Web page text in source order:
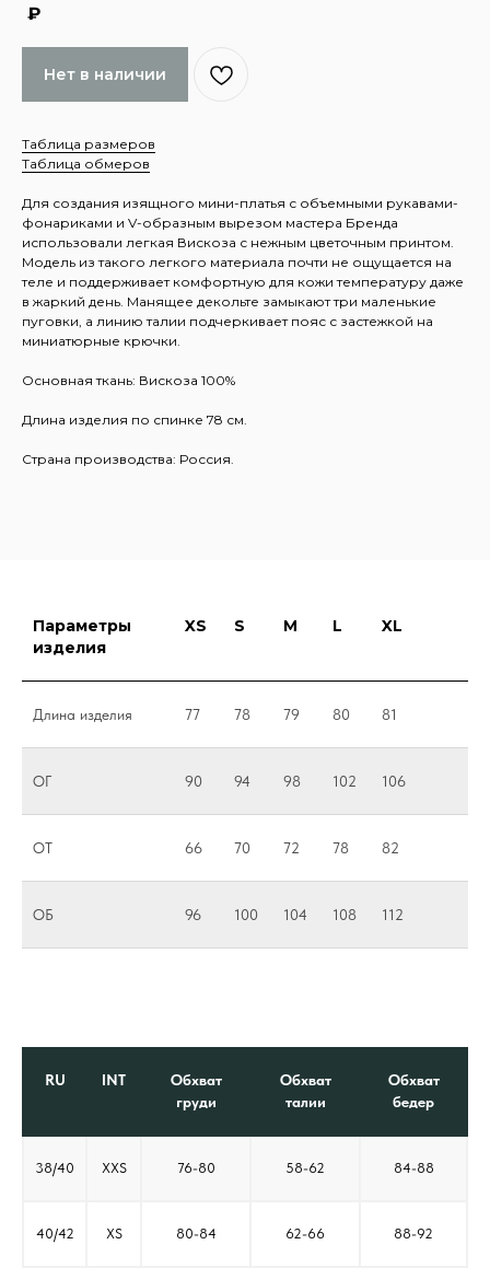
₽
Нет в наличии
Таблица размеров
Таблица обмеров
Для создания изящного мини-платья с объемными рукавами-
фонариками и V-образным вырезом мастера Бренда
использовали легкая Вискоза с нежным цветочным принтом.
Модель из такого легкого материала почти не ощущается на
теле и поддерживает комфортную для кожи температуру даже
в жаркий день. Манящее декольте замыкают три маленькие
пуговки, а линию талии подчеркивает пояс с застежкой на
миниатюрные крючки.
Основная ткань: Вискоза 100%
Длина изделия по спинке 78 см.
Страна производства: Россия.
Параметры
изделия
XS S M L XL
Длина изделия 77 78 79 80 81
ОГ 90 94 98 102 106
ОТ 66 70 72 78 82
ОБ 96 100 104 108 112
RU INT
Обхват
груди
Обхват
талии
Обхват
бедер
38/40 XXS 76-80 58-62 84-88
40/42 XS 80-84 62-66 88-92